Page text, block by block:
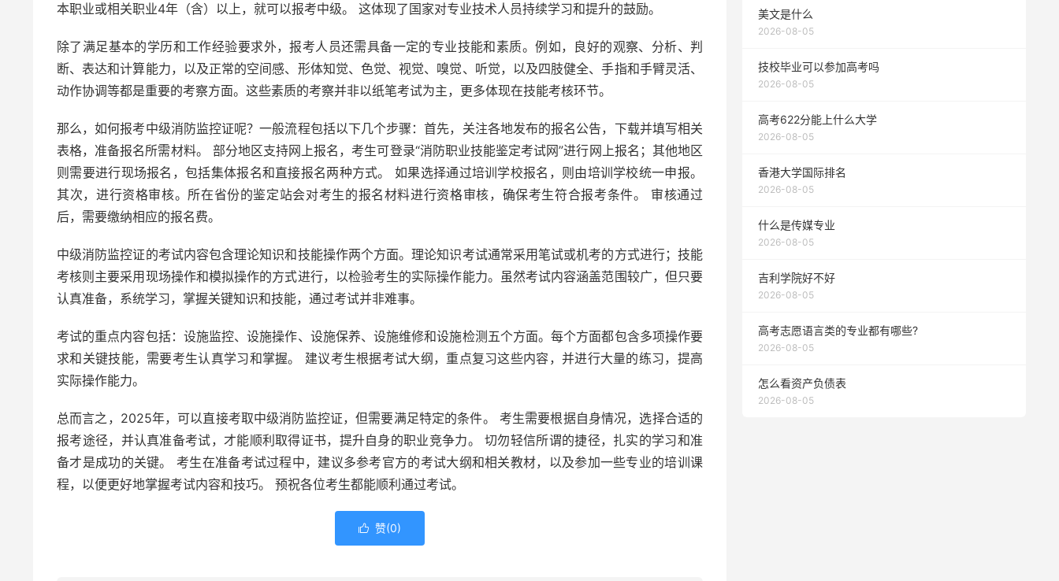
本职业或相关职业4年（含）以上，就可以报考中级。 这体现了国家对专业技术人员持续学习和提升的鼓励。
除了满足基本的学历和工作经验要求外，报考人员还需具备一定的专业技能和素质。例如，良好的观察、分析、判
断、表达和计算能力，以及正常的空间感、形体知觉、色觉、视觉、嗅觉、听觉，以及四肢健全、手指和手臂灵活、
动作协调等都是重要的考察方面。这些素质的考察并非以纸笔考试为主，更多体现在技能考核环节。
那么，如何报考中级消防监控证呢？一般流程包括以下几个步骤：首先，关注各地发布的报名公告，下载并填写相关
表格，准备报名所需材料。 部分地区支持网上报名，考生可登录“消防职业技能鉴定考试网”进行网上报名；其他地区
则需要进行现场报名，包括集体报名和直接报名两种方式。 如果选择通过培训学校报名，则由培训学校统一申报。
其次，进行资格审核。所在省份的鉴定站会对考生的报名材料进行资格审核，确保考生符合报考条件。 审核通过
后，需要缴纳相应的报名费。
中级消防监控证的考试内容包含理论知识和技能操作两个方面。理论知识考试通常采用笔试或机考的方式进行；技能
考核则主要采用现场操作和模拟操作的方式进行，以检验考生的实际操作能力。虽然考试内容涵盖范围较广，但只要
认真准备，系统学习，掌握关键知识和技能，通过考试并非难事。
考试的重点内容包括：设施监控、设施操作、设施保养、设施维修和设施检测五个方面。每个方面都包含多项操作要
求和关键技能，需要考生认真学习和掌握。 建议考生根据考试大纲，重点复习这些内容，并进行大量的练习，提高
实际操作能力。
总而言之，2025年，可以直接考取中级消防监控证，但需要满足特定的条件。 考生需要根据自身情况，选择合适的
报考途径，并认真准备考试，才能顺利取得证书，提升自身的职业竞争力。 切勿轻信所谓的捷径，扎实的学习和准
备才是成功的关键。 考生在准备考试过程中，建议多参考官方的考试大纲和相关教材，以及参加一些专业的培训课
程，以便更好地掌握考试内容和技巧。 预祝各位考生都能顺利通过考试。
 赞(0)
美文是什么
2026-08-05
技校毕业可以参加高考吗
2026-08-05
高考622分能上什么大学
2026-08-05
香港大学国际排名
2026-08-05
什么是传媒专业
2026-08-05
吉利学院好不好
2026-08-05
高考志愿语言类的专业都有哪些?
2026-08-05
怎么看资产负债表
2026-08-05